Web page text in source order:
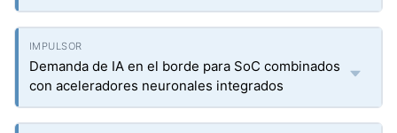
Demanda de IA en el borde para SoC combinados
con aceleradores neuronales integrados